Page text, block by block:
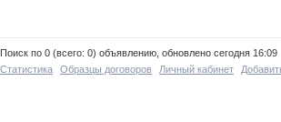
Поиск по 0 (всего: 0) объявлению, обновлено сегодня 16:09
Статистика
Образцы договоров Личный кабинет